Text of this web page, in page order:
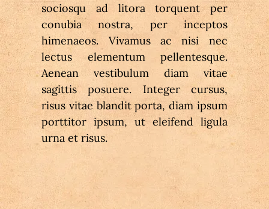
sociosqu ad litora torquent per
conubia nostra, per inceptos
himenaeos. Vivamus ac nisi nec
lectus elementum pellentesque.
Aenean vestibulum diam vitae
sagittis posuere. Integer cursus,
risus vitae blandit porta, diam ipsum
porttitor ipsum, ut eleifend ligula
urna et risus.